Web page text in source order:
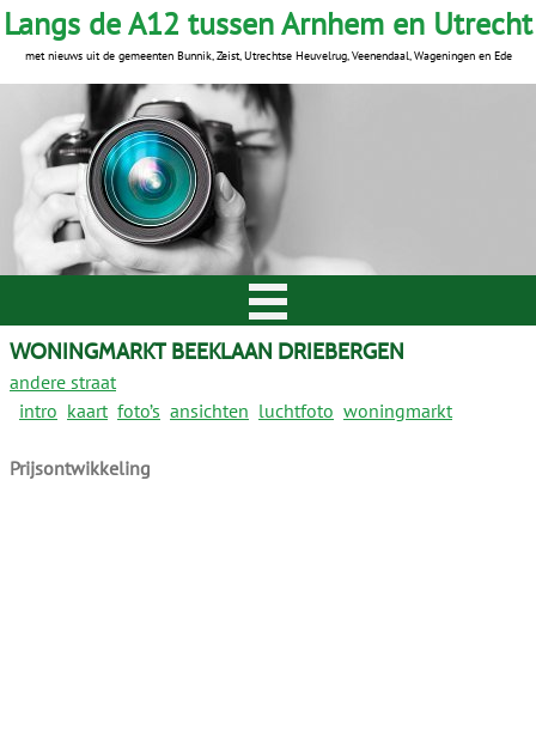
WONINGMARKT BEEKLAAN DRIEBERGEN
andere straat
intro kaart foto’s ansichten luchtfoto woningmarkt
Prijsontwikkeling
Langs de A12 tussen Arnhem en Utrecht
met nieuws uit de gemeenten Bunnik, Zeist, Utrechtse Heuvelrug, Veenendaal, Wageningen en Ede